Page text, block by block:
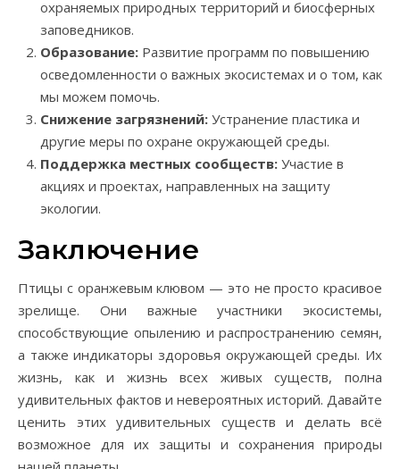
охраняемых природных территорий и биосферных
заповедников.
Образование: Развитие программ по повышению
осведомленности о важных экосистемах и о том, как
мы можем помочь.
Снижение загрязнений: Устранение пластика и
другие меры по охране окружающей среды.
Поддержка местных сообществ: Участие в
акциях и проектах, направленных на защиту
экологии.
Заключение
Птицы с оранжевым клювом — это не просто красивое
зрелище. Они важные участники экосистемы,
способствующие опылению и распространению семян,
а также индикаторы здоровья окружающей среды. Их
жизнь, как и жизнь всех живых существ, полна
удивительных фактов и невероятных историй. Давайте
ценить этих удивительных существ и делать всё
возможное для их защиты и сохранения природы